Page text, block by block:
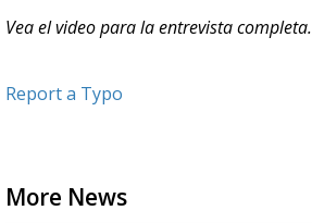
Vea el video para la entrevista completa.
Report a Typo
More News